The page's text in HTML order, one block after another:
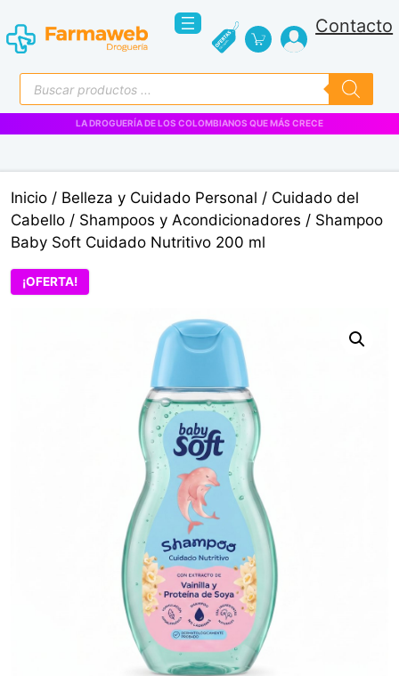
al
contenido
Contacto
Búsqueda
de
productos
LA DROGUERÍA DE LOS COLOMBIANOS QUE MÁS CRECE
Inicio / Belleza y Cuidado Personal / Cuidado del
Cabello / Shampoos y Acondicionadores / Shampoo
Baby Soft Cuidado Nutritivo 200 ml
¡OFERTA!